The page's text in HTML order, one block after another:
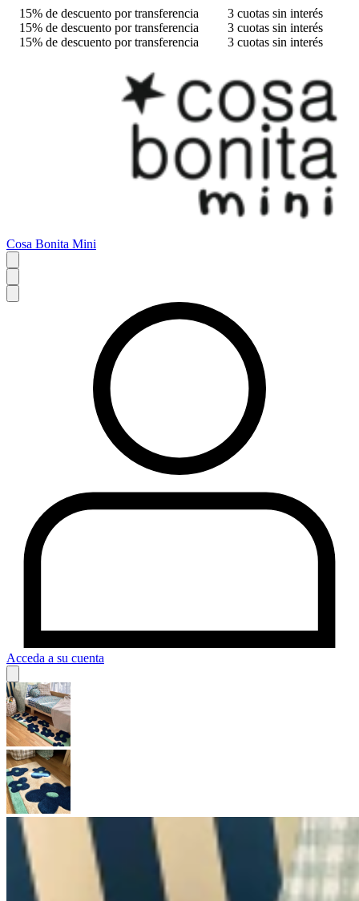
15% de descuento por transferencia
3 cuotas sin interés
15% de descuento por transferencia
3 cuotas sin interés
15% de descuento por transferencia
3 cuotas sin interés
Cosa Bonita Mini
Acceda a su cuenta